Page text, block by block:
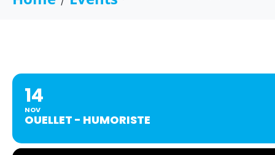
14
NOV
OUELLET - HUMORISTE